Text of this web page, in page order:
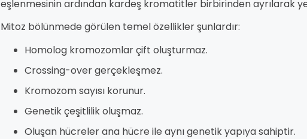
eşlenmesinin ardından kardeş kromatitler birbirinden ayrılarak
Mitoz bölünmede görülen temel özellikler şunlardır:
Homolog kromozomlar çift oluşturmaz.
Crossing-over gerçekleşmez.
Kromozom sayısı korunur.
Genetik çeşitlilik oluşmaz.
Oluşan hücreler ana hücre ile aynı genetik yapıya sahiptir.